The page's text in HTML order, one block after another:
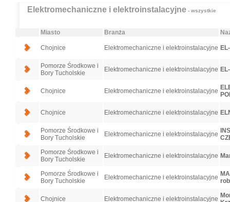
Elektromechaniczne i elektroinstalacyjne- wszystkie
Miasto Branża
Chojnice Elektromechaniczne i elektroinstalacyjne
Pomorze Środkowe i
Bory Tucholskie
Elektromechaniczne i elektroinstalacyjne
Chojnice Elektromechaniczne i elektroinstalacyjne
Chojnice Elektromechaniczne i elektroinstalacyjne
Pomorze Środkowe i
Bory Tucholskie
Elektromechaniczne i elektroinstalacyjne
Pomorze Środkowe i
Bory Tucholskie
Elektromechaniczne i elektroinstalacyjne
Pomorze Środkowe i
Bory Tucholskie
Elektromechaniczne i elektroinstalacyjne
Chojnice Elektromechaniczne i elektroinstalacyjne